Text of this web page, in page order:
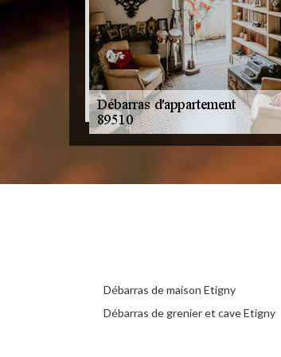
Débarras de maison Etigny
Débarras de grenier et cave Etigny